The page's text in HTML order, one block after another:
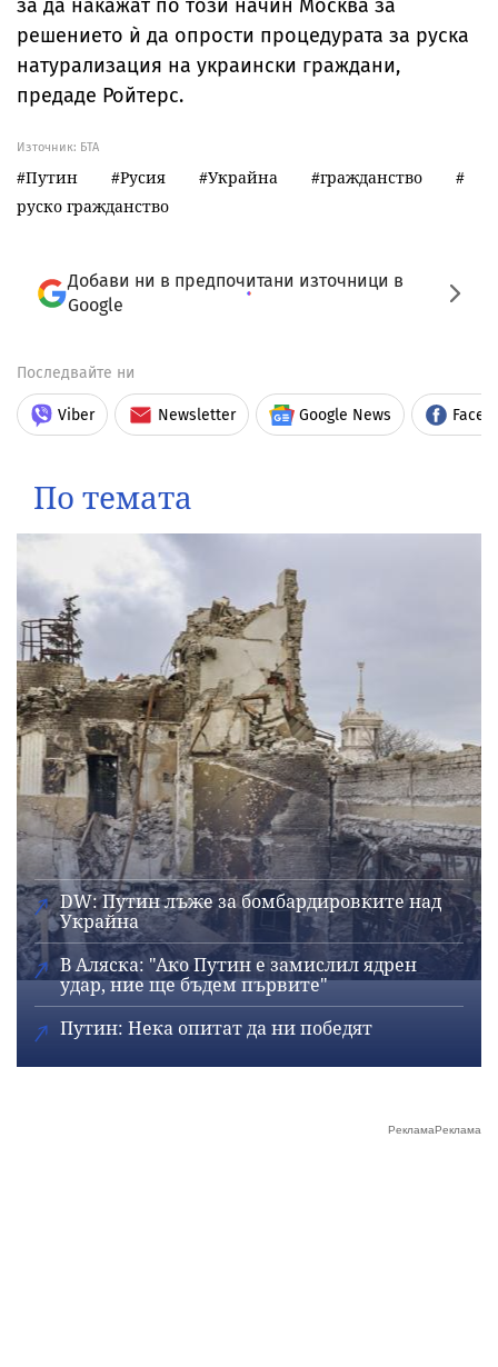
за да накажат по този начин Москва за
решението ѝ да опрости процедурата за руска
натурализация на украински граждани,
предаде Ройтерс.
Източник: БТА
Путин Русия Украйна
гражданство
руско гражданство
Добави ни в предпочитани източници в
Google
Последвайте ни
Viber Newsletter Google News
По темата
DW: Путин лъже за бомбардировките над
Украйна
В Аляска: "Ако Путин е замислил ядрен
удар, ние ще бъдем първите"
Путин: Нека опитат да ни победят